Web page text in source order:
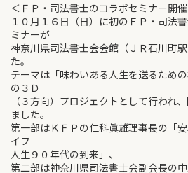
＜ＦＰ・司法書士のコラボセミナー開
１０月１６日（日）に初のＦＰ・司法
ミナーが
神奈川県司法書士会会館（ＪＲ石川町
た。
テーマは「味わいある人生を送るため
の３Ｄ
（３方向）プロジェクトとして行われ
ました。
第一部はＫＦＰの仁科眞雄理事長の「
イフ―
人生９０年代の到来」、
第二部は神奈川県司法書士会副会長の